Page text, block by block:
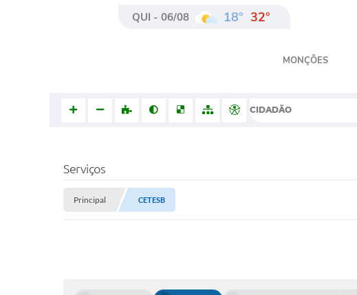
QUI - 06/08 18° 32°
MONÇÕES
CIDADÃO
Serviços
Principal CETESB